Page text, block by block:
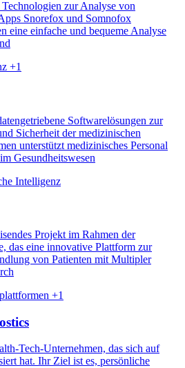
zur Analyse von
Snorefox und Somnofox
eine einfache und bequeme Analyse
+1
Softwarelösungen zur
Sicherheit der medizinischen
unterstützt medizinisches Personal
Gesundheitswesen
Intelligenz
Projekt im Rahmen der
das eine innovative Plattform zur
von Patienten mit Multipler
+1
Tech-Unternehmen, das sich auf
hat. Ihr Ziel ist es, persönliche